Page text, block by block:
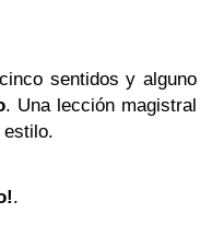
sentidos y alguno
. Una lección magistral
estilo.
.